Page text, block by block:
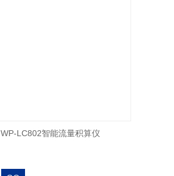
WP-LC802智能流量积算仪